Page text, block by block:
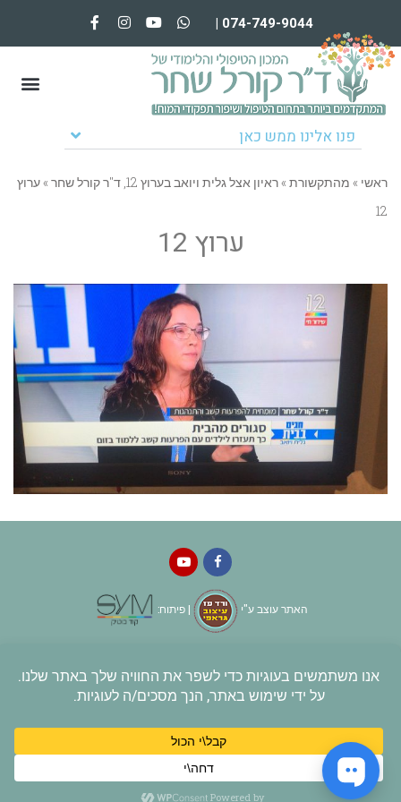
074-749-9044 |
פנו אלינו ממש כאן
ראשי »מהתקשורת»ראיון אצל גלית ויואב בערוץ 12, ד"ר קורל שחר »ערוץ
12
ערוץ 12
האתר עוצב ע"י | פיתוח:
גלילה
לראש